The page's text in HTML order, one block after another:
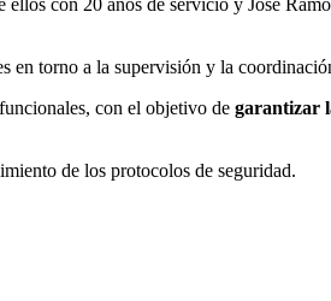
con 20 años de servicio y José
en torno a la supervisión y la
con el objetivo de garantizar
de los protocolos de seguridad.